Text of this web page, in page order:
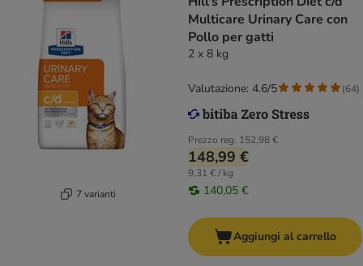
7 varianti
Multicare Urinary Care con
Pollo per gatti
2 x 8 kg
Prezzo reg. 152,98 €
148,99 €
9,31 € / kg
140,05 €
Valutazione: 4.6/5 (64)
Aggiungi al carrello